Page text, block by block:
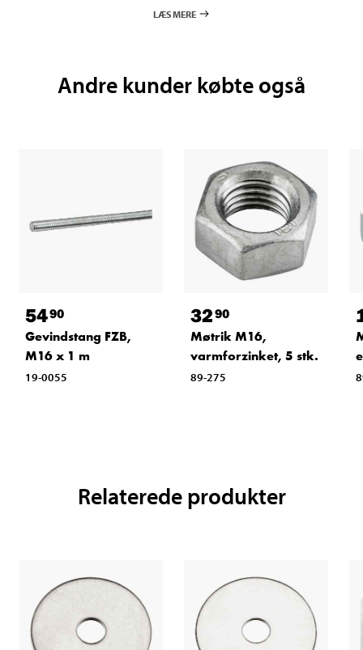
LÆS MERE
Andre kunder købte også
5490
Gevindstang FZB,
M16 x 1 m
19-0055
3290
Møtrik M16,
varmforzinket, 5 stk.
89-275
Relaterede produkter